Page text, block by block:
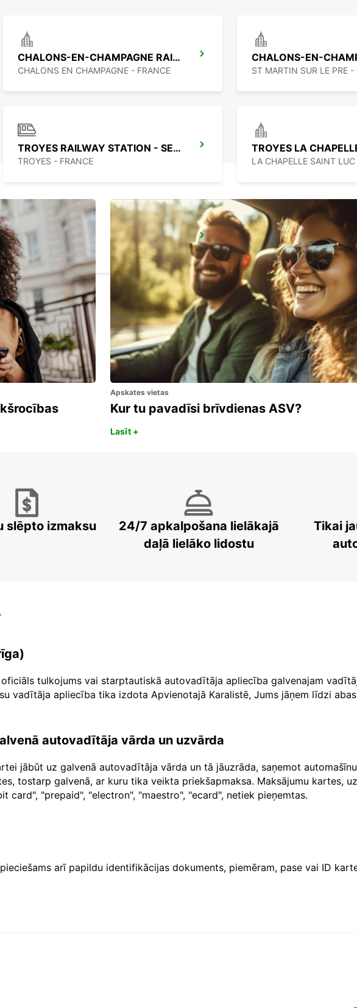
CHALONS-EN-CHAMPAGNE RAILWAY STATION - SERVICE POINT
CHALONS EN CHAMPAGNE - FRANCE
CHALONS-EN-
ST MARTIN SUR LE PRE -
TROYES RAILWAY STATION - SERVICE POINT
TROYES - FRANCE LA CHAPELLE SAINT
NANCY VILLE
LUDRES - FRANCE
REIMS
REIMS - FRANCE
Apskates vietas
Kur tu pavadīsi brīvdienas ASV?
Lasīt +
slēpto izmaksu
24/7 apkalpošana lielākajā
daļā lielāko lidostu
Tikai
tulkojums vai starptautiskā autovadītāja apliecība galvenajam
vadītāja apliecība tika izdota Apvienotajā Karalistē, Jums jāņem līdzi
autovadītāja vārda un uzvārda
jābūt uz galvenā autovadītāja vārda un tā jāuzrāda, saņemot
tostarp galvenā, ar kuru tika veikta priekšapmaksa. Maksājumu kartes,
card", "prepaid", "electron", "maestro", "ecard", netiek pieņemtas.
arī papildu identifikācijas dokuments, piemēram, pase vai ID